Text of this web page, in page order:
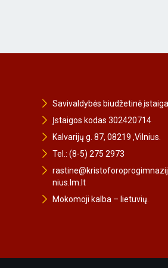
Savivaldybės biudžetinė įstaiga.
Įstaigos kodas 302420714
Kalvarijų g. 87, 08219 ,Vilnius.
Tel.: (8-5) 275 2973
nius.lm.lt
Mokomoji kalba – lietuvių.